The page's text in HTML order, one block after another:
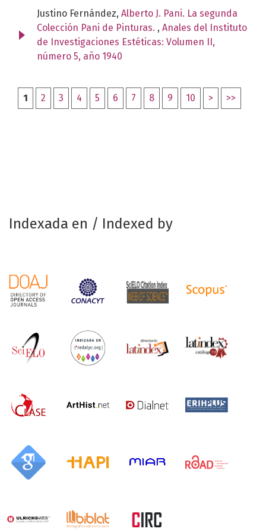
Justino Fernández, Alberto J. Pani. La segunda
Colección Pani de Pinturas. , Anales del Instituto
de Investigaciones Estéticas: Volumen II,
número 5, año 1940
1 2 3 4 5 6 7 8 9 10 > >>
Indexada en / Indexed by